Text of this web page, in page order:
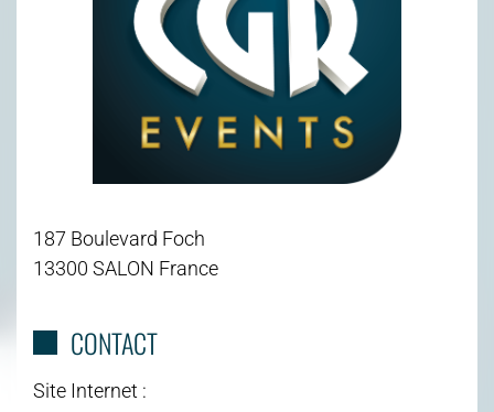
187 Boulevard Foch
13300 SALON France
CONTACT
Site Internet :